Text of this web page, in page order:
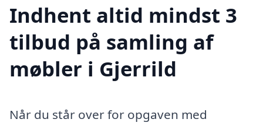
Indhent altid mindst 3
tilbud på samling af
møbler i Gjerrild
Når du står over for opgaven med